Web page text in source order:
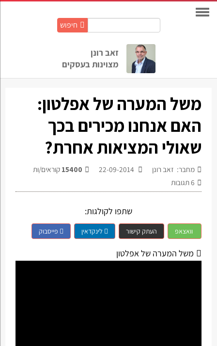
חיפוש
זאב רונן
מצוינות בעסקים
משל המערה של אפלטון:
האם אנחנו מכירים בכך
שאולי המציאות אחרת?
מחבר: זאב רונן 15400 קוראים/ות
6תגובות
שתפו לקולגות:
וואצאפ העתק קישור לינקדאין פייסבוק
משל המערה של אפלטון